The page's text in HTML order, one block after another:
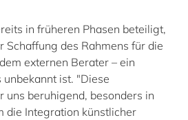
in früheren Phasen beteiligt,
Schaffung des Rahmens für die
externen Berater – ein
unbekannt ist. "Diese
uns beruhigend, besonders in
die Integration künstlicher